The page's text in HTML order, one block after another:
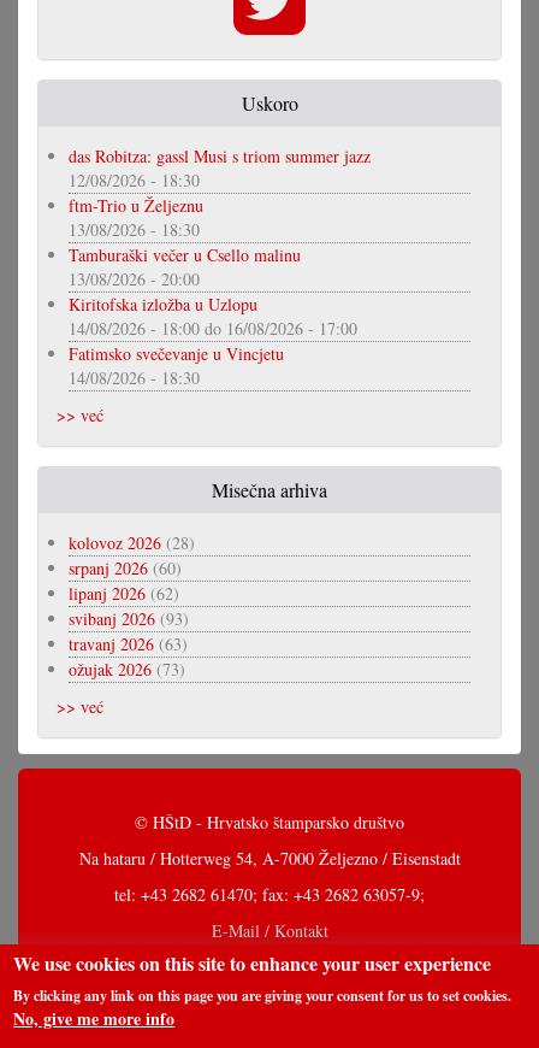
Uskoro
das Robitza: gassl Musi s triom summer jazz
12/08/2026 - 18:30
ftm-Trio u Željeznu
13/08/2026 - 18:30
Tamburaški večer u Csello malinu
13/08/2026 - 20:00
Kiritofska izložba u Uzlopu
14/08/2026 - 18:00 do 16/08/2026 - 17:00
Fatimsko svečevanje u Vincjetu
14/08/2026 - 18:30
>> već
Misečna arhiva
kolovoz 2026 (28)
srpanj 2026 (60)
lipanj 2026 (62)
svibanj 2026 (93)
travanj 2026 (63)
ožujak 2026 (73)
>> već
© HŠtD - Hrvatsko štamparsko društvo
Na hataru / Hotterweg 54, A-7000 Željezno / Eisenstadt
tel: +43 2682 61470; fax: +43 2682 63057-9;
E-Mail / Kontakt
We use cookies on this site to enhance your user experience
By clicking any link on this page you are giving your consent for us to set cookies.
No, give me more info